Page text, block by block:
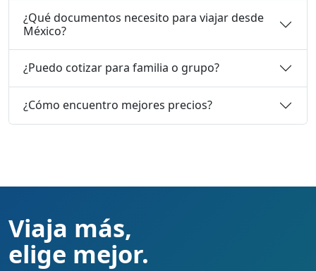
¿Qué documentos necesito para viajar desde
México?
¿Puedo cotizar para familia o grupo?
¿Cómo encuentro mejores precios?
Viaja más,
elige mejor.